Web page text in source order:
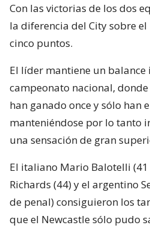
Con las victorias de los dos
la diferencia del City sobre
cinco puntos.
El líder mantiene un balance
campeonato nacional,
han ganado once y sólo han
manteniéndose por lo tanto
una sensación de gran
El italiano Mario Balotelli
Richards (44) y el argentino
de penal) consiguieron los
que el Newcastle sólo pudo